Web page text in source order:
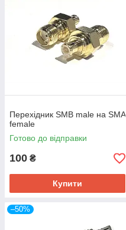
Перехідник SMB male на SMA
female
Готово до відправки
100 ₴
Купити
–50%